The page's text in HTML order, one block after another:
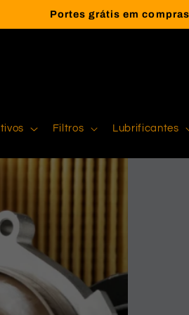
Portes grátis em
Filtros Lubrificantes